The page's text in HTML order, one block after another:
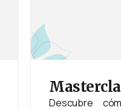
Descubre